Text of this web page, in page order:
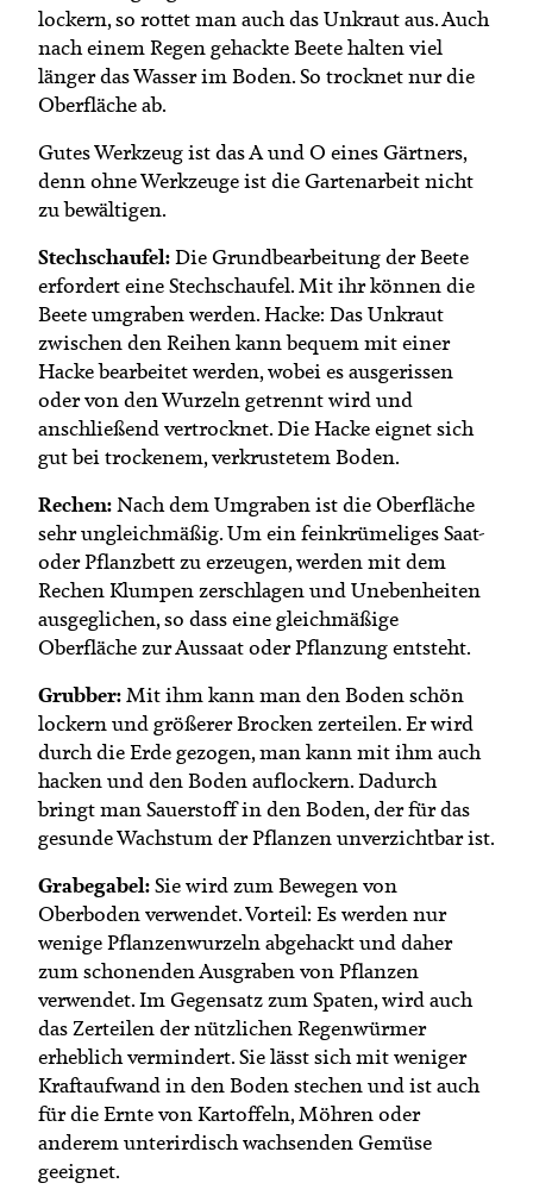
lockern, so rottet man auch das Unkraut aus. Auch
nach einem Regen gehackte Beete halten viel
länger das Wasser im Boden. So trocknet nur die
Oberfläche ab.
Gutes Werkzeug ist das A und O eines Gärtners,
denn ohne Werkzeuge ist die Gartenarbeit nicht
zu bewältigen.
Stechschaufel:Die Grundbearbeitung der Beete
erfordert eine Stechschaufel. Mit ihr können die
Beete umgraben werden. Hacke: Das Unkraut
zwischen den Reihen kann bequem mit einer
Hacke bearbeitet werden, wobei es ausgerissen
oder von den Wurzeln getrennt wird und
anschließend vertrocknet. Die Hacke eignet sich
gut bei trockenem, verkrustetem Boden.
Rechen:Nach dem Umgraben ist die Oberfläche
sehr ungleichmäßig. Um ein feinkrümeliges Saat-
oder Pflanzbett zu erzeugen, werden mit dem
Rechen Klumpen zerschlagen und Unebenheiten
ausgeglichen, so dass eine gleichmäßige
Oberfläche zur Aussaat oder Pflanzung entsteht.
Grubber:Mit ihm kann man den Boden schön
lockern und größerer Brocken zerteilen. Er wird
durch die Erde gezogen, man kann mit ihm auch
hacken und den Boden auflockern. Dadurch
bringt man Sauerstoff in den Boden, der für das
gesunde Wachstum der Pflanzen unverzichtbar ist.
Grabegabel:Sie wird zum Bewegen von
Oberboden verwendet. Vorteil: Es werden nur
wenige Pflanzenwurzeln abgehackt und daher
zum schonenden Ausgraben von Pflanzen
verwendet. Im Gegensatz zum Spaten, wird auch
das Zerteilen der nützlichen Regenwürmer
erheblich vermindert. Sie lässt sich mit weniger
Kraftaufwand in den Boden stechen und ist auch
für die Ernte von Kartoffeln, Möhren oder
anderem unterirdisch wachsenden Gemüse
geeignet.